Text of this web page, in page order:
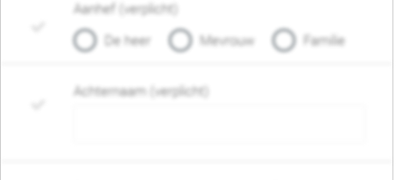
Aanhef (verplicht)
De heer
Mevrouw Familie
Achternaam (verplicht)